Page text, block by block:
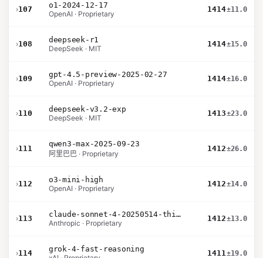
›107
o1-2024-12-17
OpenAI · Proprietary
1414±11.0
›108
deepseek-r1
DeepSeek · MIT
1414±15.0
›109
gpt-4.5-preview-2025-02-27
OpenAI · Proprietary
1414±16.0
›110
deepseek-v3.2-exp
DeepSeek · MIT
1413±23.0
›111
qwen3-max-2025-09-23
阿里巴巴 · Proprietary
1412±26.0
›112
o3-mini-high
OpenAI · Proprietary
1412±14.0
›113
claude-sonnet-4-20250514-thinking-32k
Anthropic · Proprietary
1412±13.0
›114
grok-4-fast-reasoning
1411±19.0